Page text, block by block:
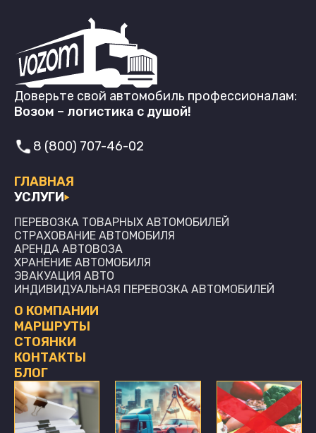
Доверьте свой автомобиль профессионалам:
Возом – логистика с душой!
ГЛАВНАЯ
УСЛУГИ
ПЕРЕВОЗКА ТОВАРНЫХ АВТОМОБИЛЕЙ
СТРАХОВАНИЕ АВТОМОБИЛЯ
АРЕНДА АВТОВОЗА
ХРАНЕНИЕ АВТОМОБИЛЯ
ЭВАКУАЦИЯ АВТО
ИНДИВИДУАЛЬНАЯ ПЕРЕВОЗКА АВТОМОБИЛЕЙ
О КОМПАНИИ
МАРШРУТЫ
СТОЯНКИ
КОНТАКТЫ
БЛОГ
8 (800) 707-46-02